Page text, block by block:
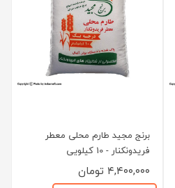
برنج مجید طارم محلی معطر
فریدونکنار - 10 کیلویی
۴,۴۰۰,۰۰۰ تومان